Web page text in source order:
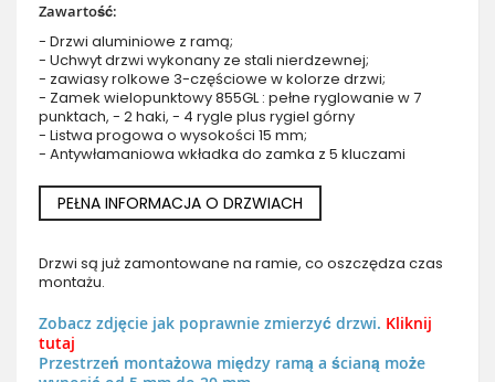
Zawartość:
- Drzwi aluminiowe z ramą;
- Uchwyt drzwi wykonany ze stali nierdzewnej;
- zawiasy rolkowe 3-częściowe w kolorze drzwi;
- Zamek wielopunktowy 855GL : pełne ryglowanie w 7
punktach, - 2 haki, - 4 rygle plus rygiel górny
- Listwa progowa o wysokości 15 mm;
- Antywłamaniowa wkładka do zamka z 5 kluczami
PEŁNA INFORMACJA O DRZWIACH
Drzwi są już zamontowane na ramie, co oszczędza czas
montażu.
Zobacz zdjęcie jak poprawnie zmierzyć drzwi. Kliknij
tutaj
Przestrzeń montażowa między ramą a ścianą może